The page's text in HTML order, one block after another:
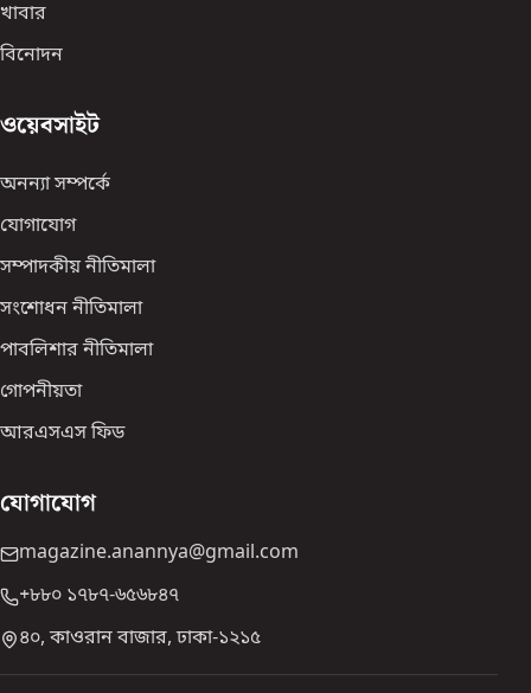
খাবার
বিনোদন
ওয়েবসাইট
অনন্যা সম্পর্কে
যোগাযোগ
সম্পাদকীয় নীতিমালা
সংশোধন নীতিমালা
পাবলিশার নীতিমালা
গোপনীয়তা
আরএসএস ফিড
যোগাযোগ
magazine.anannya@gmail.com
+৮৮০ ১৭৮৭-৬৫৬৮৪৭
৪০, কাওরান বাজার, ঢাকা-১২১৫